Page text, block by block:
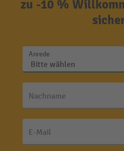
zu -10 %
Anrede
Nachname
E-Mail